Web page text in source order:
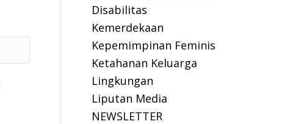
Disabilitas
Kemerdekaan
Kepemimpinan Feminis
Ketahanan Keluarga
Lingkungan
Liputan Media
NEWSLETTER